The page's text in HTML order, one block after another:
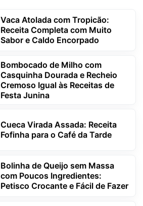
Vaca Atolada com Tropicão:
Receita Completa com Muito
Sabor e Caldo Encorpado
Bombocado de Milho com
Casquinha Dourada e Recheio
Cremoso Igual às Receitas de
Festa Junina
Cueca Virada Assada: Receita
Fofinha para o Café da Tarde
Bolinha de Queijo sem Massa
com Poucos Ingredientes:
Petisco Crocante e Fácil de Fazer